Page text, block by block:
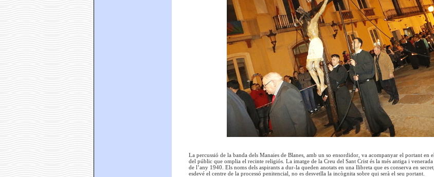
La percussió de la banda dels Manaies de Blanes, amb un so ensordidor, va acompanyar el portant
del públic que omplia el recinte religiós. La imatge de la Creu del Sant Crist és la més antiga i venerada
de l’any 1940. Els noms dels aspirants a dur-la queden anotats en una llibreta que es conserva en
esdevé el centre de la processó penitencial, no es desvetlla la incògnita sobre qui serà el seu portant.